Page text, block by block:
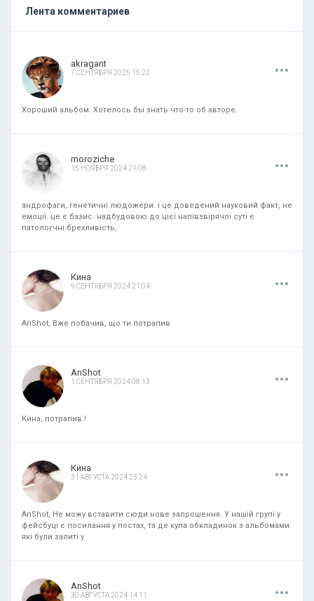
Лента комментариев
akragant
7 СЕНТЯБРЯ 2025 15:22 ...
Хороший альбом. Хотелось бы знать что-то об авторе.
moroziche
15 НОЯБРЯ 2024 21:08 ...
андрофаги, генетичні людожери. і це доведений науковий факт, не
емоції. це є базис. надбудовою до цієї напівзвірячої суті є
патологчні брехливість,
Кина
9 СЕНТЯБРЯ 2024 21:04 ...
AnShot, Вже побачив, що ти потрапив
AnShot
1 СЕНТЯБРЯ 2024 08:13 ...
Кина, потрапив.!
Кина
31 АВГУСТА 2024 23:24 ...
AnShot, Не можу вставити сюди нове запрошення. У нашій групі у
фейсбуці є посилання у постах, та де купа обкладинок з альбомами
які були залиті у
AnShot
30 АВГУСТА 2024 14:11 ...